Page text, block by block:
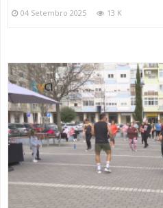
04 Setembro 2025 13 K